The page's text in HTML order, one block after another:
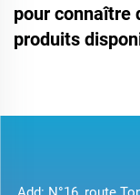
pour connaître
produits